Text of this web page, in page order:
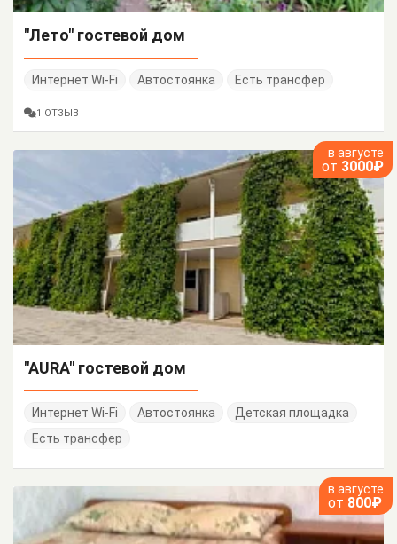
"Лето" гостевой дом
Интернет Wi-Fi Автостоянка Есть трансфер
1 ОТЗЫВ
в августе
от 3000₽
"AURA" гостевой дом
Интернет Wi-Fi Автостоянка
Детская площадка
Есть трансфер
в августе
от 800₽